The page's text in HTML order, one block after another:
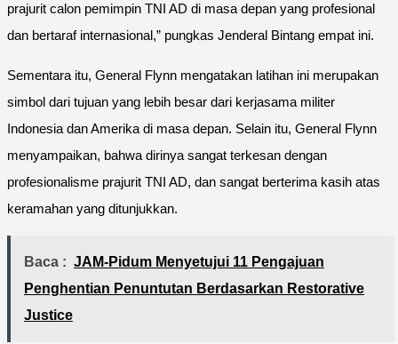
prajurit calon pemimpin TNI AD di masa depan yang profesional
dan bertaraf internasional,” pungkas Jenderal Bintang empat ini.
Sementara itu, General Flynn mengatakan latihan ini merupakan
simbol dari tujuan yang lebih besar dari kerjasama militer
Indonesia dan Amerika di masa depan. Selain itu, General Flynn
menyampaikan, bahwa dirinya sangat terkesan dengan
profesionalisme prajurit TNI AD, dan sangat berterima kasih atas
keramahan yang ditunjukkan.
Baca : JAM-Pidum Menyetujui 11 Pengajuan
Penghentian Penuntutan Berdasarkan Restorative
Justice